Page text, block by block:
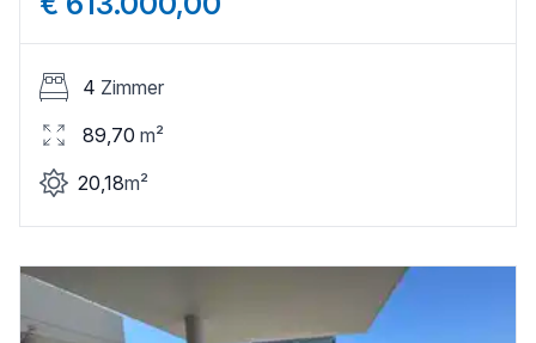
4 Zimmer
89,70 m²
20,18m²